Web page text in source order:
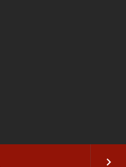
keyboard_arrow_right